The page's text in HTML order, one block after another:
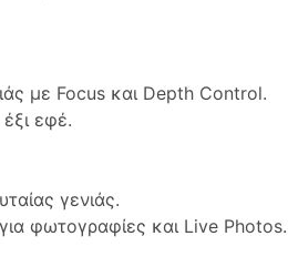
με Focus και Depth Control.
εφέ.
γενιάς.
φωτογραφίες και Live Photos.